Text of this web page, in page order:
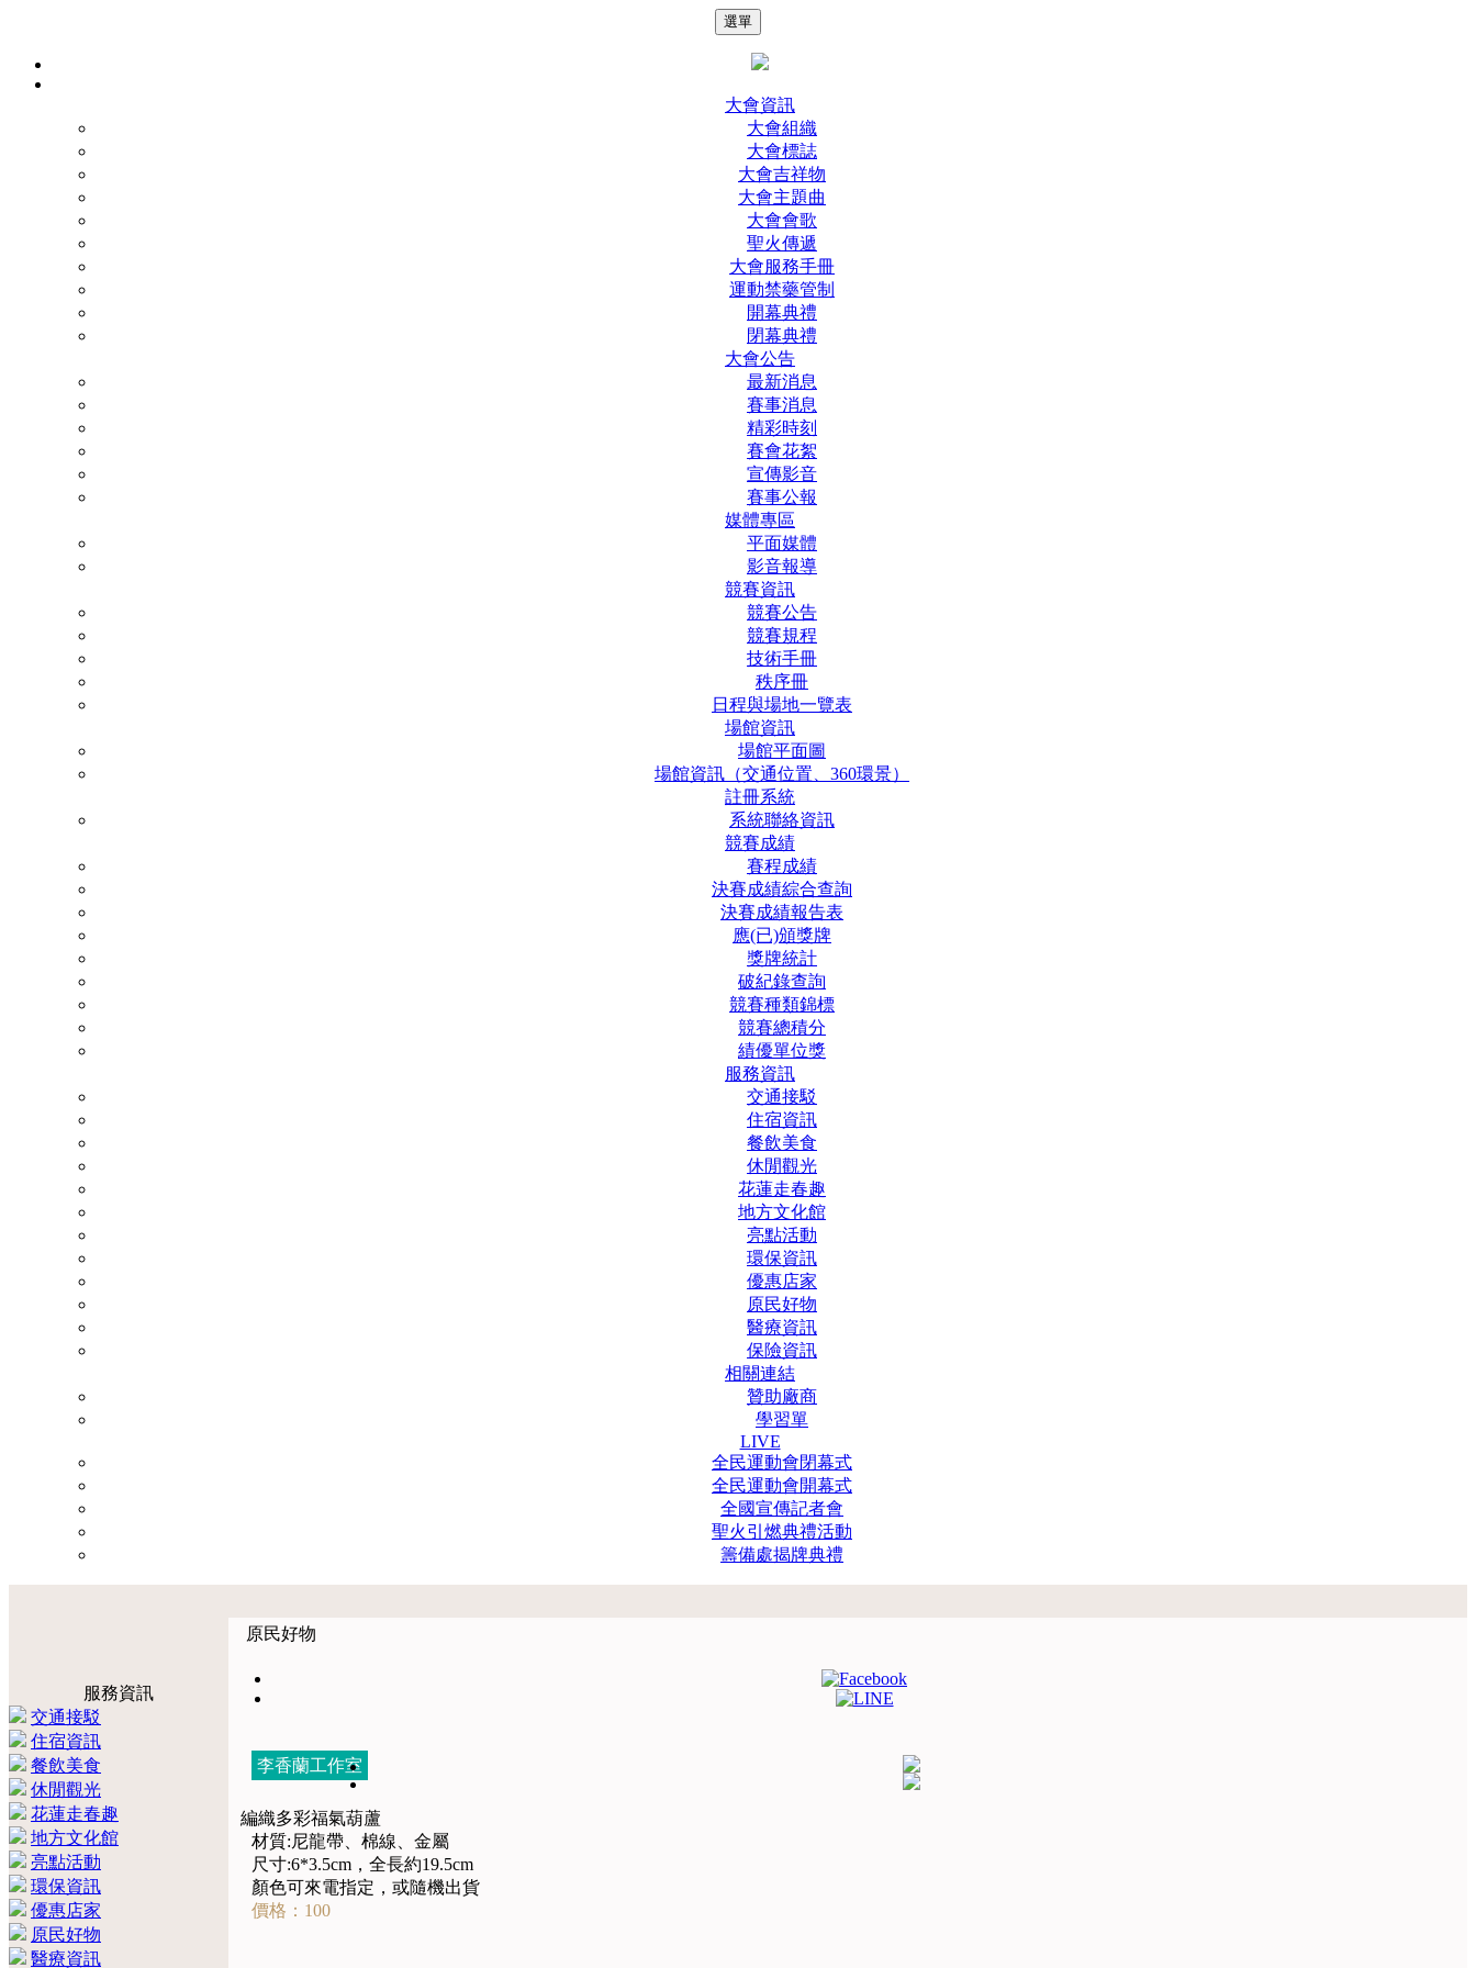
選單
大會資訊
大會組織
大會標誌
大會吉祥物
大會主題曲
大會會歌
聖火傳遞
大會服務手冊
運動禁藥管制
開幕典禮
閉幕典禮
大會公告
最新消息
賽事消息
精彩時刻
賽會花絮
宣傳影音
賽事公報
媒體專區
平面媒體
影音報導
競賽資訊
競賽公告
競賽規程
技術手冊
秩序冊
日程與場地一覽表
場館資訊
場館平面圖
場館資訊（交通位置、360環景）
註冊系統
系統聯絡資訊
競賽成績
賽程成績
決賽成績綜合查詢
決賽成績報告表
應(已)頒獎牌
獎牌統計
破紀錄查詢
競賽種類錦標
競賽總積分
績優單位獎
服務資訊
交通接駁
住宿資訊
餐飲美食
休閒觀光
花蓮走春趣
地方文化館
亮點活動
環保資訊
優惠店家
原民好物
醫療資訊
保險資訊
相關連結
贊助廠商
學習單
LIVE
全民運動會閉幕式
全民運動會開幕式
全國宣傳記者會
聖火引燃典禮活動
籌備處揭牌典禮
服務資訊
交通接駁
住宿資訊
餐飲美食
休閒觀光
花蓮走春趣
地方文化館
亮點活動
環保資訊
優惠店家
原民好物
醫療資訊
原民好物
李香蘭工作室
編織多彩福氣葫蘆
材質:尼龍帶、棉線、金屬
尺寸:6*3.5cm，全長約19.5cm
顏色可來電指定，或隨機出貨
價格：100